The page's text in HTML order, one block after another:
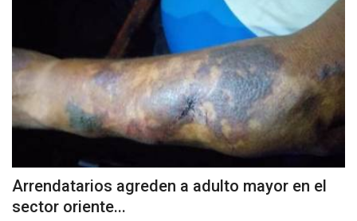
Policial
Tribunales
Deporte
Política
Espectáculos
Arrendatarios agreden a adulto mayor en el
sector oriente...